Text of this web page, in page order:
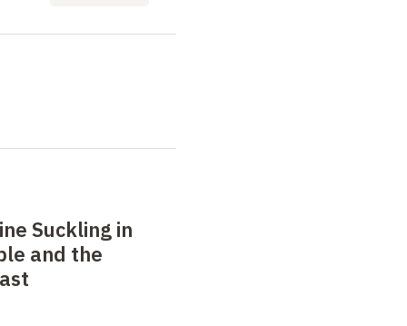
Suckling in
and the